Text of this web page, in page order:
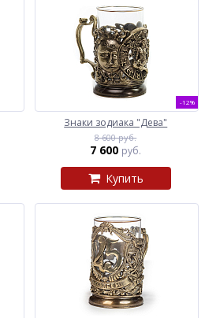
-12%
Знаки зодиака "Дева"
8 600 руб.
7 600 руб.
Купить